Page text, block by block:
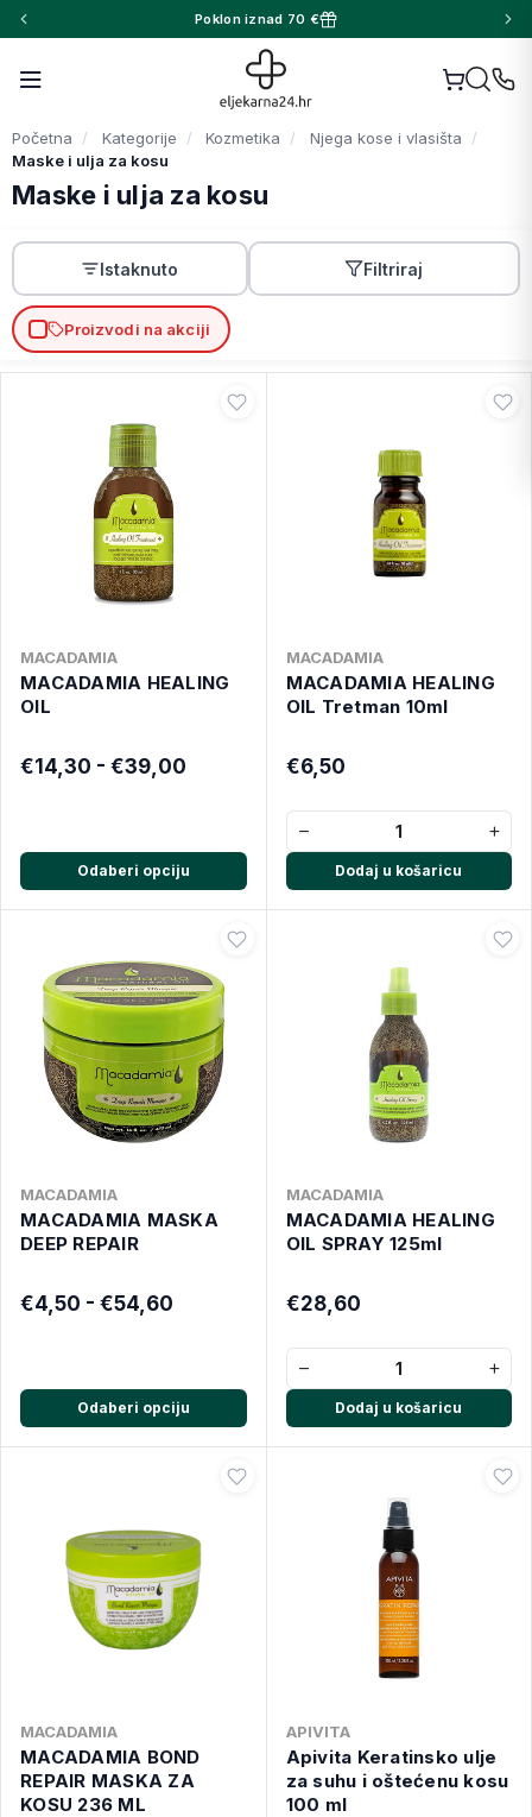
Poklon iznad 70 €
Početna Kategorije Kozmetika
Njega kose i vlasišta
Maske i ulja za kosu
Maske i ulja za kosu
Istaknuto Filtriraj
Proizvodi na akciji
MACADAMIA
MACADAMIA HEALING
OIL
€14,30 - €39,00
Odaberi opciju
MACADAMIA
MACADAMIA HEALING
OIL Tretman 10ml
€6,50
− +
Dodaj u košaricu
MACADAMIA
MACADAMIA MASKA
DEEP REPAIR
€4,50 - €54,60
Odaberi opciju
MACADAMIA
MACADAMIA HEALING
OIL SPRAY 125ml
€28,60
− +
Dodaj u košaricu
MACADAMIA
MACADAMIA BOND
REPAIR MASKA ZA
KOSU 236 ML
APIVITA
Apivita Keratinsko ulje
za suhu i oštećenu kosu
100 ml